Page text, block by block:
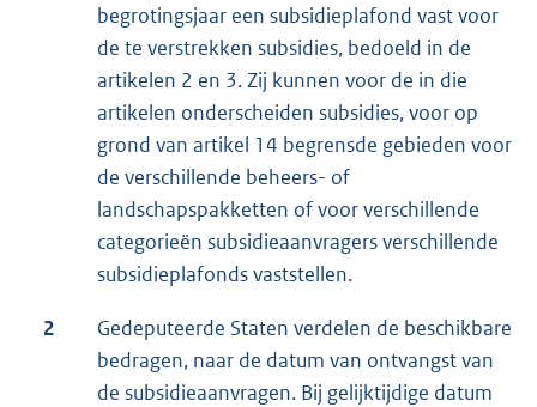
begrotingsjaar een subsidieplafond vast voor
de te verstrekken subsidies, bedoeld in de
artikelen 2 en 3. Zij kunnen voor de in die
artikelen onderscheiden subsidies, voor op
grond van artikel 14 begrensde gebieden voor
de verschillende beheers- of
landschapspakketten of voor verschillende
categorieën subsidieaanvragers verschillende
subsidieplafonds vaststellen.
2
Gedeputeerde Staten verdelen de beschikbare
bedragen, naar de datum van ontvangst van
de subsidieaanvragen. Bij gelijktijdige datum